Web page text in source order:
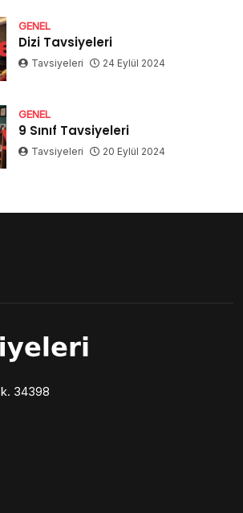
GENEL
Dizi Tavsiyeleri
Tavsiyeleri 24 Eylül 2024
GENEL
9 Sınıf Tavsiyeleri
Tavsiyeleri 20 Eylül 2024
34398